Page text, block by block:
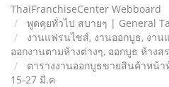
ThaiFranchiseCenter Webboard
พูดคุยทั่วไป สบายๆ | General
งานแฟรนไชส์, งานออกบูธ, งาน
ออกงานตามห้างต่างๆ, ออกบูธ ห้าง
ตารางงานออกบูธขายสินค้าหน้า
15-27 มี.ค